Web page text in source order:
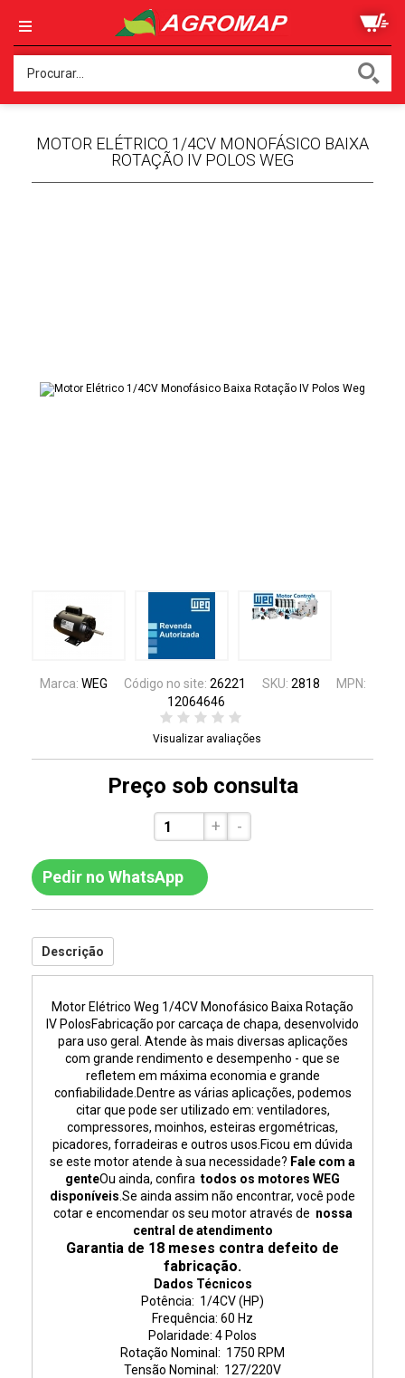
MOTOR ELÉTRICO 1/4CV MONOFÁSICO BAIXA
ROTAÇÃO IV POLOS WEG
Marca: WEG Código no site: 26221 SKU: 2818
MPN:
12064646
Visualizar avaliações
Preço sob consulta
+ -
Pedir no WhatsApp
Descrição
Motor Elétrico Weg 1/4CV Monofásico Baixa Rotação
IV PolosFabricação por carcaça de chapa, desenvolvido
para uso geral. Atende às mais diversas aplicações
com grande rendimento e desempenho - que se
refletem em máxima economia e grande
confiabilidade.Dentre as várias aplicações, podemos
citar que pode ser utilizado em: ventiladores,
compressores, moinhos, esteiras ergométricas,
picadores, forradeiras e outros usos.Ficou em dúvida
se este motor atende à sua necessidade? Fale com a
genteOu ainda, confira todos os motores WEG
disponíveis .Se ainda assim não encontrar, você pode
cotar e encomendar os seu motor através de nossa
central de atendimento
Garantia de 18 meses contra defeito de
fabricação.
Dados Técnicos
Potência: 1/4CV (HP)
Frequência: 60 Hz
Polaridade: 4 Polos
Rotação Nominal: 1750 RPM
Tensão Nominal: 127/220V